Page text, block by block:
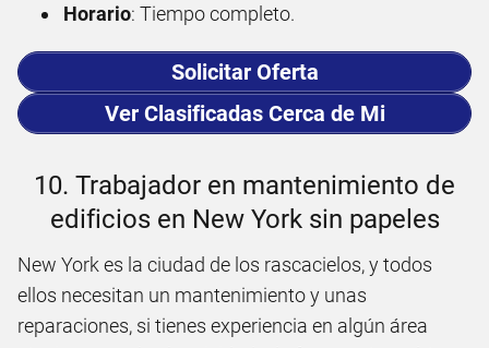
Horario: Tiempo completo.
Solicitar Oferta
Ver Clasificadas Cerca de Mi
10. Trabajador en mantenimiento de
edificios en New York sin papeles
New York es la ciudad de los rascacielos, y todos
ellos necesitan un mantenimiento y unas
reparaciones, si tienes experiencia en algún área